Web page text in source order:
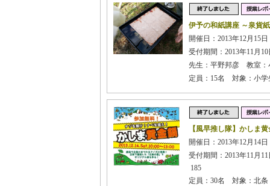
伊予の和紙講座 ～泉貨
開催日：2013年12月15
受付期間：2013年11月
先生：平野邦彦 教室：
定員：15名 対象：小学
【風早推し隊】かしま
開催日：2013年12月14
受付期間：2013年11月
185
定員：30名 対象：北条